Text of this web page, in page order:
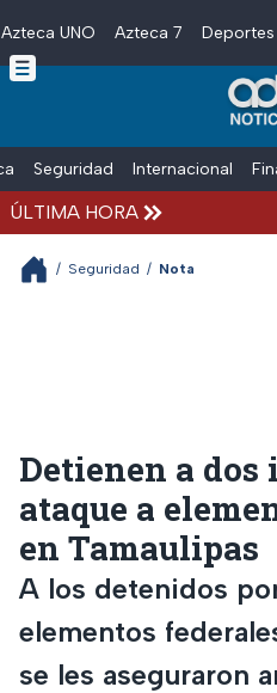
Skip to main content
Azteca UNO Azteca 7 Deportes
Seguridad Internacional
ÚLTIMA HORA
/ Seguridad / Nota
Detienen a
ataque a
en Tamaulipas
A los detenidos
elementos
se les aseguraron